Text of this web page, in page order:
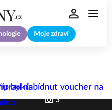
Moje zdraví
3